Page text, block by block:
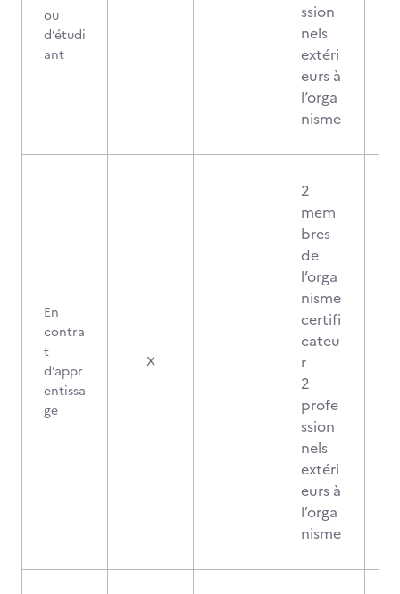
ou
d’étudi
ant
ssion
nels
extéri
eurs à
l’orga
nisme
En
contra
t
d’appr
entissa
ge
X
2
mem
bres
de
l’orga
nisme
certifi
cateu
r
2
profe
ssion
nels
extéri
eurs à
l’orga
nisme